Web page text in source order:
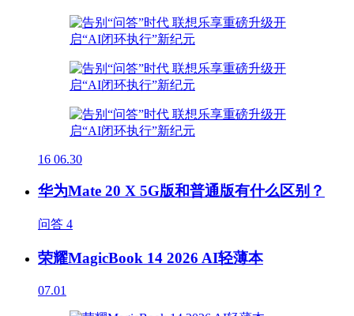
16 06.30
华为Mate 20 X 5G版和普通版有什么区别？
问答 4
荣耀MagicBook 14 2026 AI轻薄本
07.01